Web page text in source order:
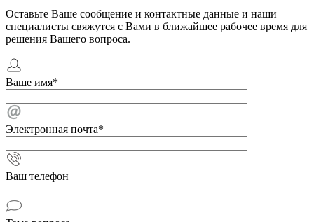
Оставьте Ваше сообщение и контактные данные и наши
специалисты свяжутся с Вами в ближайшее рабочее время для
решения Вашего вопроса.
Ваше имя*
Электронная почта*
Ваш телефон